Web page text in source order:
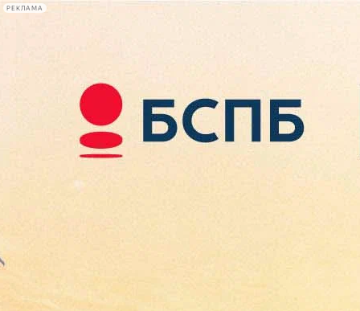
РЕКЛАМА
Сегодня:
2026.08.08
23:25
Афиша Plus